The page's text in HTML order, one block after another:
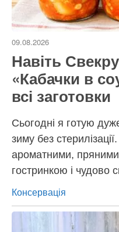
09.08.2026
Навіть
«Кабачки в
всі заготовки
Сьогодні я готую
зиму без
ароматними,
гостринкою і чудово
Категорії
Консервація